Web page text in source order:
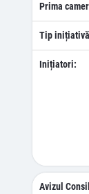
Prima
Tip
Inițiatori:
Avizul